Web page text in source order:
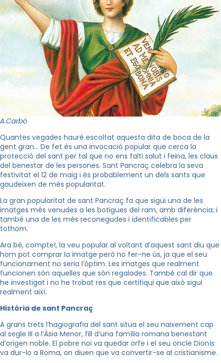
A.Carbó
Quantes vegades hauré escoltat aquesta dita de boca de la
gent gran… De fet és una invocació popular que cerca la
protecció del sant per tal que no ens falti salut i feina, les claus
del benestar de les persones. Sant Pancraç celebra la seva
festivitat el 12 de maig i és probablement un dels sants que
gaudeixen de més popularitat.
La gran popularitat de sant Pancraç fa que sigui una de les
imatges més venudes a les botigues del ram, amb diferència; i
també una de les més reconegudes i identificables per
tothom.
Ara bé, compte!, la veu popular al voltant d’aquest sant diu que
hom pot comprar la imatge però no fer-ne ús, ja que el seu
funcionament no seria l’òptim. Les imatges que realment
funcionen són aquelles que són regalades. També cal dir que
he investigat i no he trobat res que certifiqui que això sigui
realment així.
Història de sant Pancraç
A grans trets l’hagiografia del sant situa el seu naixement cap
al segle III a l’Àsia Menor, fill d’una família romana benestant
d’origen noble. El pobre noi va quedar orfe i el seu oncle Dionís
va dur-lo a Roma, on diuen que va convertir-se al cristianisme.